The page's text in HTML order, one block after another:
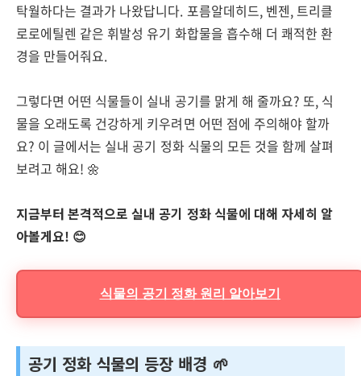
탁월하다는 결과가 나왔답니다. 포름알데히드, 벤젠, 트리클
로로에틸렌 같은 휘발성 유기 화합물을 흡수해 더 쾌적한 환
경을 만들어줘요.
그렇다면 어떤 식물들이 실내 공기를 맑게 해 줄까요? 또, 식
물을 오래도록 건강하게 키우려면 어떤 점에 주의해야 할까
요? 이 글에서는 실내 공기 정화 식물의 모든 것을 함께 살펴
보려고 해요! 🌼
지금부터 본격적으로 실내 공기 정화 식물에 대해 자세히 알
아볼게요! 😊
식물의 공기 정화 원리 알아보기
공기 정화 식물의 등장 배경 🌱